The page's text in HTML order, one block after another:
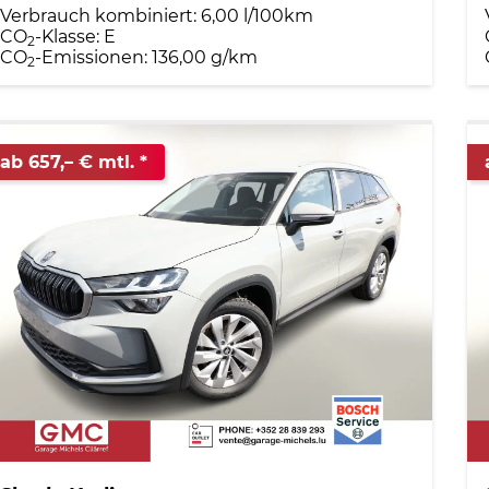
Verbrauch kombiniert: 6,00 l/100km
CO2-Klasse: E
CO2-Emissionen: 136,00 g/km
ab 657,– € mtl.